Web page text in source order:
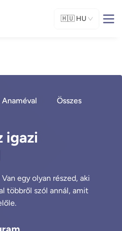
🇭🇺 HU
Összes
igazi
egy olyan részed, aki
többről szól annál, amit